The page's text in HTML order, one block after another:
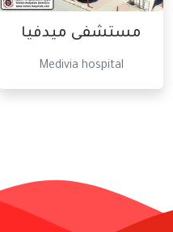
مستشفى ميدفيا
Medivia hospital